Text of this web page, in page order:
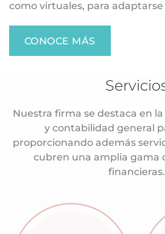
como virtuales, para adaptarse
CONOCE MÁS
Nuestra firma se destaca en
y contabilidad general
proporcionando además
cubren una amplia gama
financieras.